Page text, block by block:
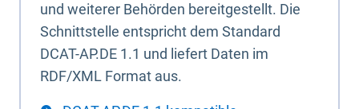
und weiterer Behörden bereitgestellt. Die
Schnittstelle entspricht dem Standard
DCAT-AP.DE 1.1 und liefert Daten im
RDF/XML Format aus.